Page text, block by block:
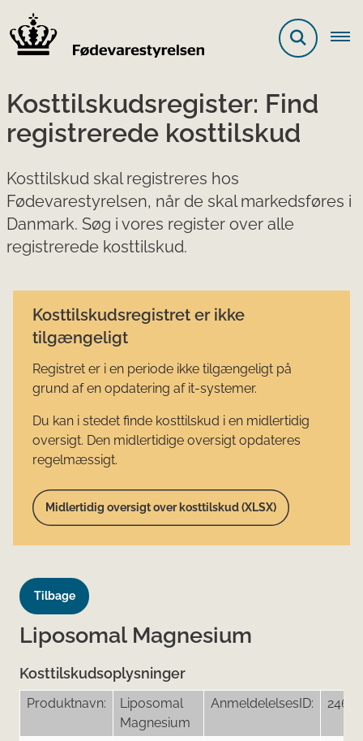
Kosttilskudsregister: Find
registrerede kosttilskud
Kosttilskud skal registreres hos
Fødevarestyrelsen, når de skal markedsføres i
Danmark. Søg i vores register over alle
registrerede kosttilskud.
Kosttilskudsregistret er ikke
tilgængeligt
Registret er i en periode ikke tilgængeligt på
grund af en opdatering af it-systemer.
Du kan i stedet finde kosttilskud i en midlertidig
oversigt. Den midlertidige oversigt opdateres
regelmæssigt.
Midlertidig oversigt over kosttilskud (XLSX)
Tilbage
Liposomal Magnesium
Kosttilskudsoplysninger
Produktnavn:
Liposomal
Magnesium
AnmeldelelsesID: 24679